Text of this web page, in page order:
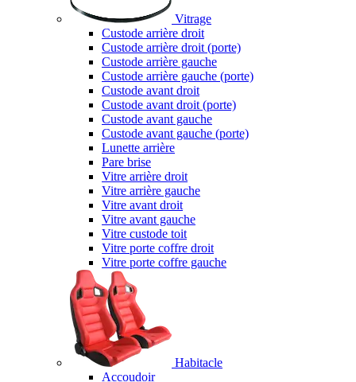
Vitrage
Custode arrière droit
Custode arrière droit (porte)
Custode arrière gauche
Custode arrière gauche (porte)
Custode avant droit
Custode avant droit (porte)
Custode avant gauche
Custode avant gauche (porte)
Lunette arrière
Pare brise
Vitre arrière droit
Vitre arrière gauche
Vitre avant droit
Vitre avant gauche
Vitre custode toit
Vitre porte coffre droit
Vitre porte coffre gauche
Habitacle
Accoudoir